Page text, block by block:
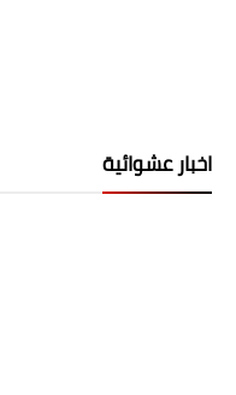
اخبار عشوائية